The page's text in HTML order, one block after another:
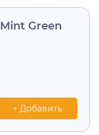
Green
+ Добавить